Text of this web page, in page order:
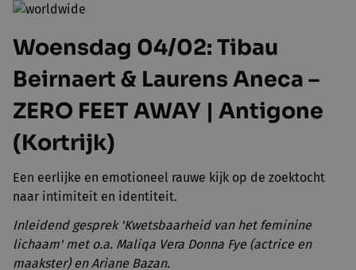
Woensdag 04/02: Tibau
Beirnaert & Laurens Aneca –
ZERO FEET AWAY | Antigone
(Kortrijk)
Een eerlijke en emotioneel rauwe kijk op de zoektocht
naar intimiteit en identiteit.
Inleidend gesprek 'Kwetsbaarheid van het feminine
lichaam' met o.a. Maliqa Vera Donna Fye (actrice en
maakster) en Ariane Bazan.